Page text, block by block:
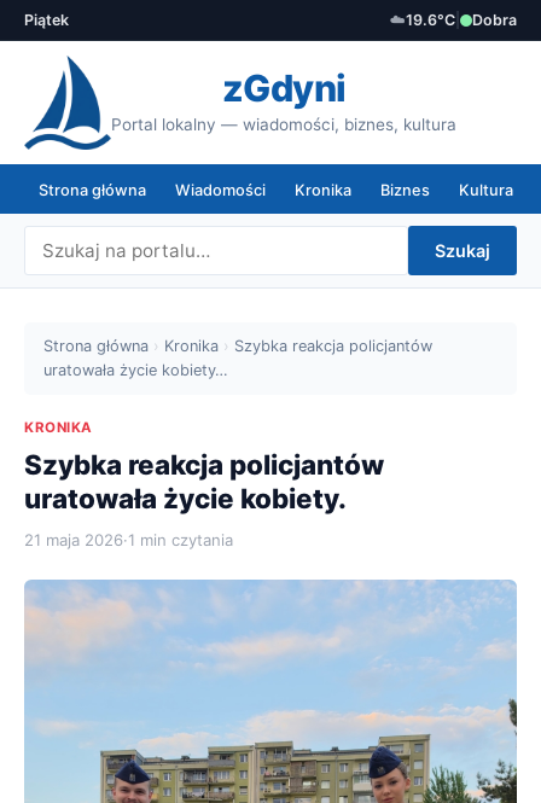
Piątek ☁️19.6°C Dobra
zGdyni
Portal lokalny — wiadomości, biznes, kultura
Strona główna Wiadomości Kronika Biznes Kultura
Szukaj
Strona główna › Kronika › Szybka reakcja policjantów
uratowała życie kobiety…
KRONIKA
Szybka reakcja policjantów
uratowała życie kobiety.
21 maja 2026·1 min czytania